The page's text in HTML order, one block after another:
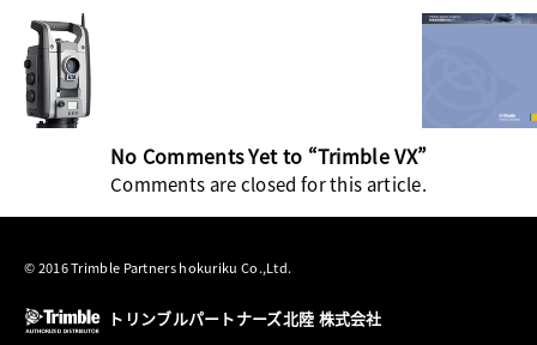
No Comments Yet to “Trimble VX”
Comments are closed for this article.
© 2016 Trimble Partners hokuriku Co.,Ltd.
トリンブルパートナーズ北陸 株式会社